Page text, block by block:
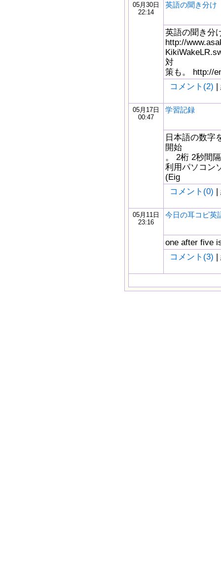
05月30日
22:14
英語の聞き分
英語の聞き分
http://
対
策も。 http://
コメント(2) |
05月17日
00:47
学習記録
日本語の数字
開始
。 2桁 2秒間
利用パソコン
(Eig
コメント(0) |
05月11日
23:16
今日の耳コピ英
one after five
コメント(3) |